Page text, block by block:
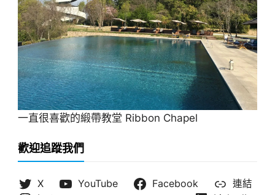
一直很喜歡的緞帶教堂 Ribbon Chapel
歡迎追蹤我們
X YouTube Facebook
連結